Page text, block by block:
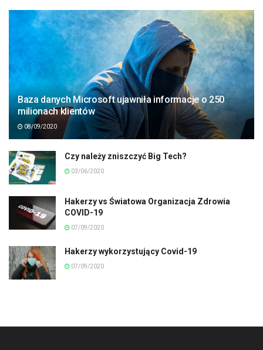
Baza danych Microsoft ujawniła informacje o 250
milionach klientów
08/09/2020
Czy należy zniszczyć Big Tech?
03/06/2020
Hakerzy vs Światowa Organizacja Zdrowia
COVID-19
07/09/2020
Hakerzy wykorzystujący Covid-19
07/09/2020